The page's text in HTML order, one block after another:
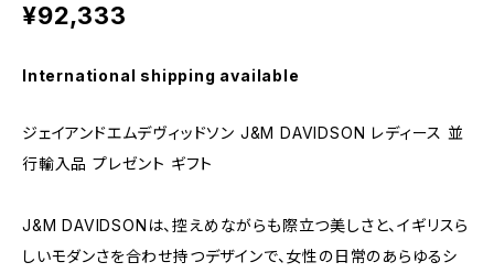
¥92,333
International shipping available
ジェイアンドエムデヴィッドソン J&M DAVIDSON レディース 並
行輸入品 プレゼント ギフト
J&M DAVIDSONは、控えめながらも際立つ美しさと、イギリスら
しいモダンさを合わせ持つデザインで、女性の日常のあらゆるシ